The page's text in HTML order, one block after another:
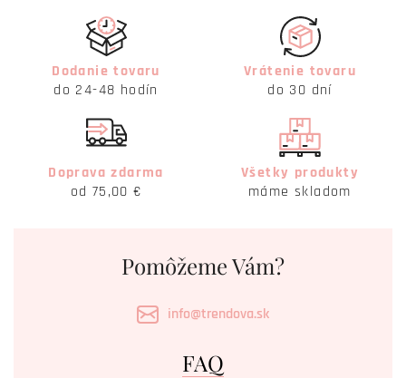
Dodanie tovaru
do 24-48 hodín
Vrátenie tovaru
do 30 dní
Doprava zdarma
od 75,00 €
Všetky produkty
máme skladom
Pomôžeme Vám?
info@trendova.sk
FAQ